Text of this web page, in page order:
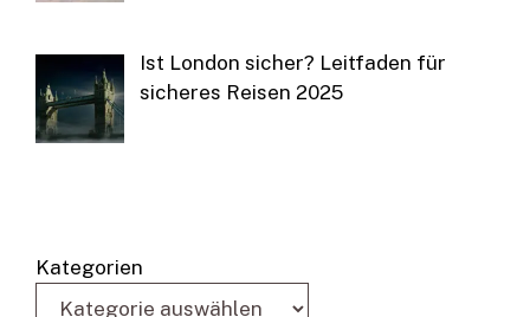
Ist London sicher? Leitfaden für
sicheres Reisen 2025
Kategorien